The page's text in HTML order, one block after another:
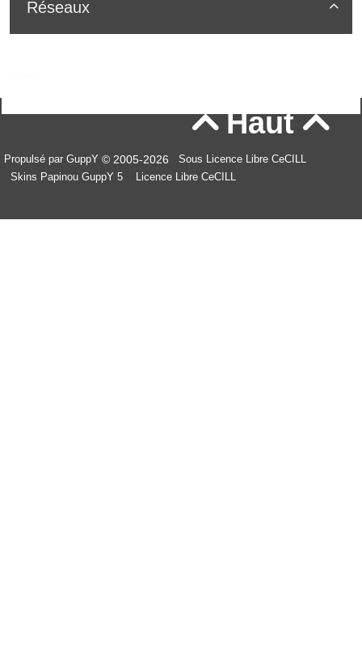

Réseaux
Haut
Propulsé par GuppY © 2005-2026
Sous Licence Libre CeCILL
Skins Papinou GuppY 5
Licence Libre CeCILL